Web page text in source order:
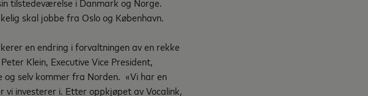
skal jobbe fra Oslo og København.
en endring i forvaltningen av en rekke
Klein, Executive Vice President,
selv kommer fra Norden. «Vi har en
investerer i. Etter oppkjøpet av Vocalink,